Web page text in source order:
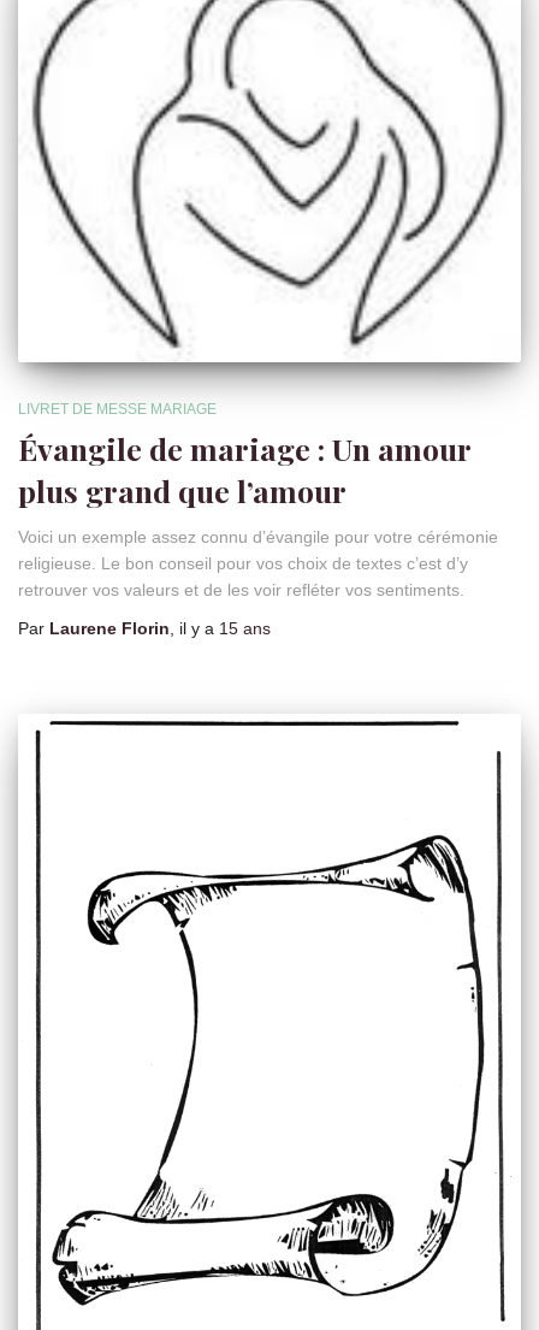
LIVRET DE MESSE MARIAGE
Évangile de mariage : Un amour
plus grand que l’amour
Voici un exemple assez connu d’évangile pour votre cérémonie
religieuse. Le bon conseil pour vos choix de textes c’est d’y
retrouver vos valeurs et de les voir refléter vos sentiments.
Par Laurene Florin , il y a 15 ans